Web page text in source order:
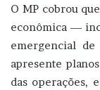
O MP cobrou
econômica —
emergencial
apresente
das operações,